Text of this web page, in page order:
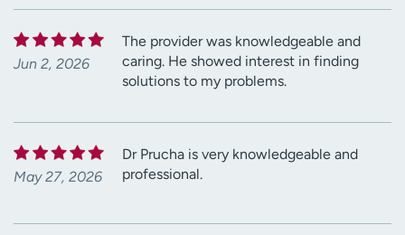
Jun 2, 2026
The provider was knowledgeable and
caring. He showed interest in finding
solutions to my problems.
May 27, 2026
Dr Prucha is very knowledgeable and
professional.